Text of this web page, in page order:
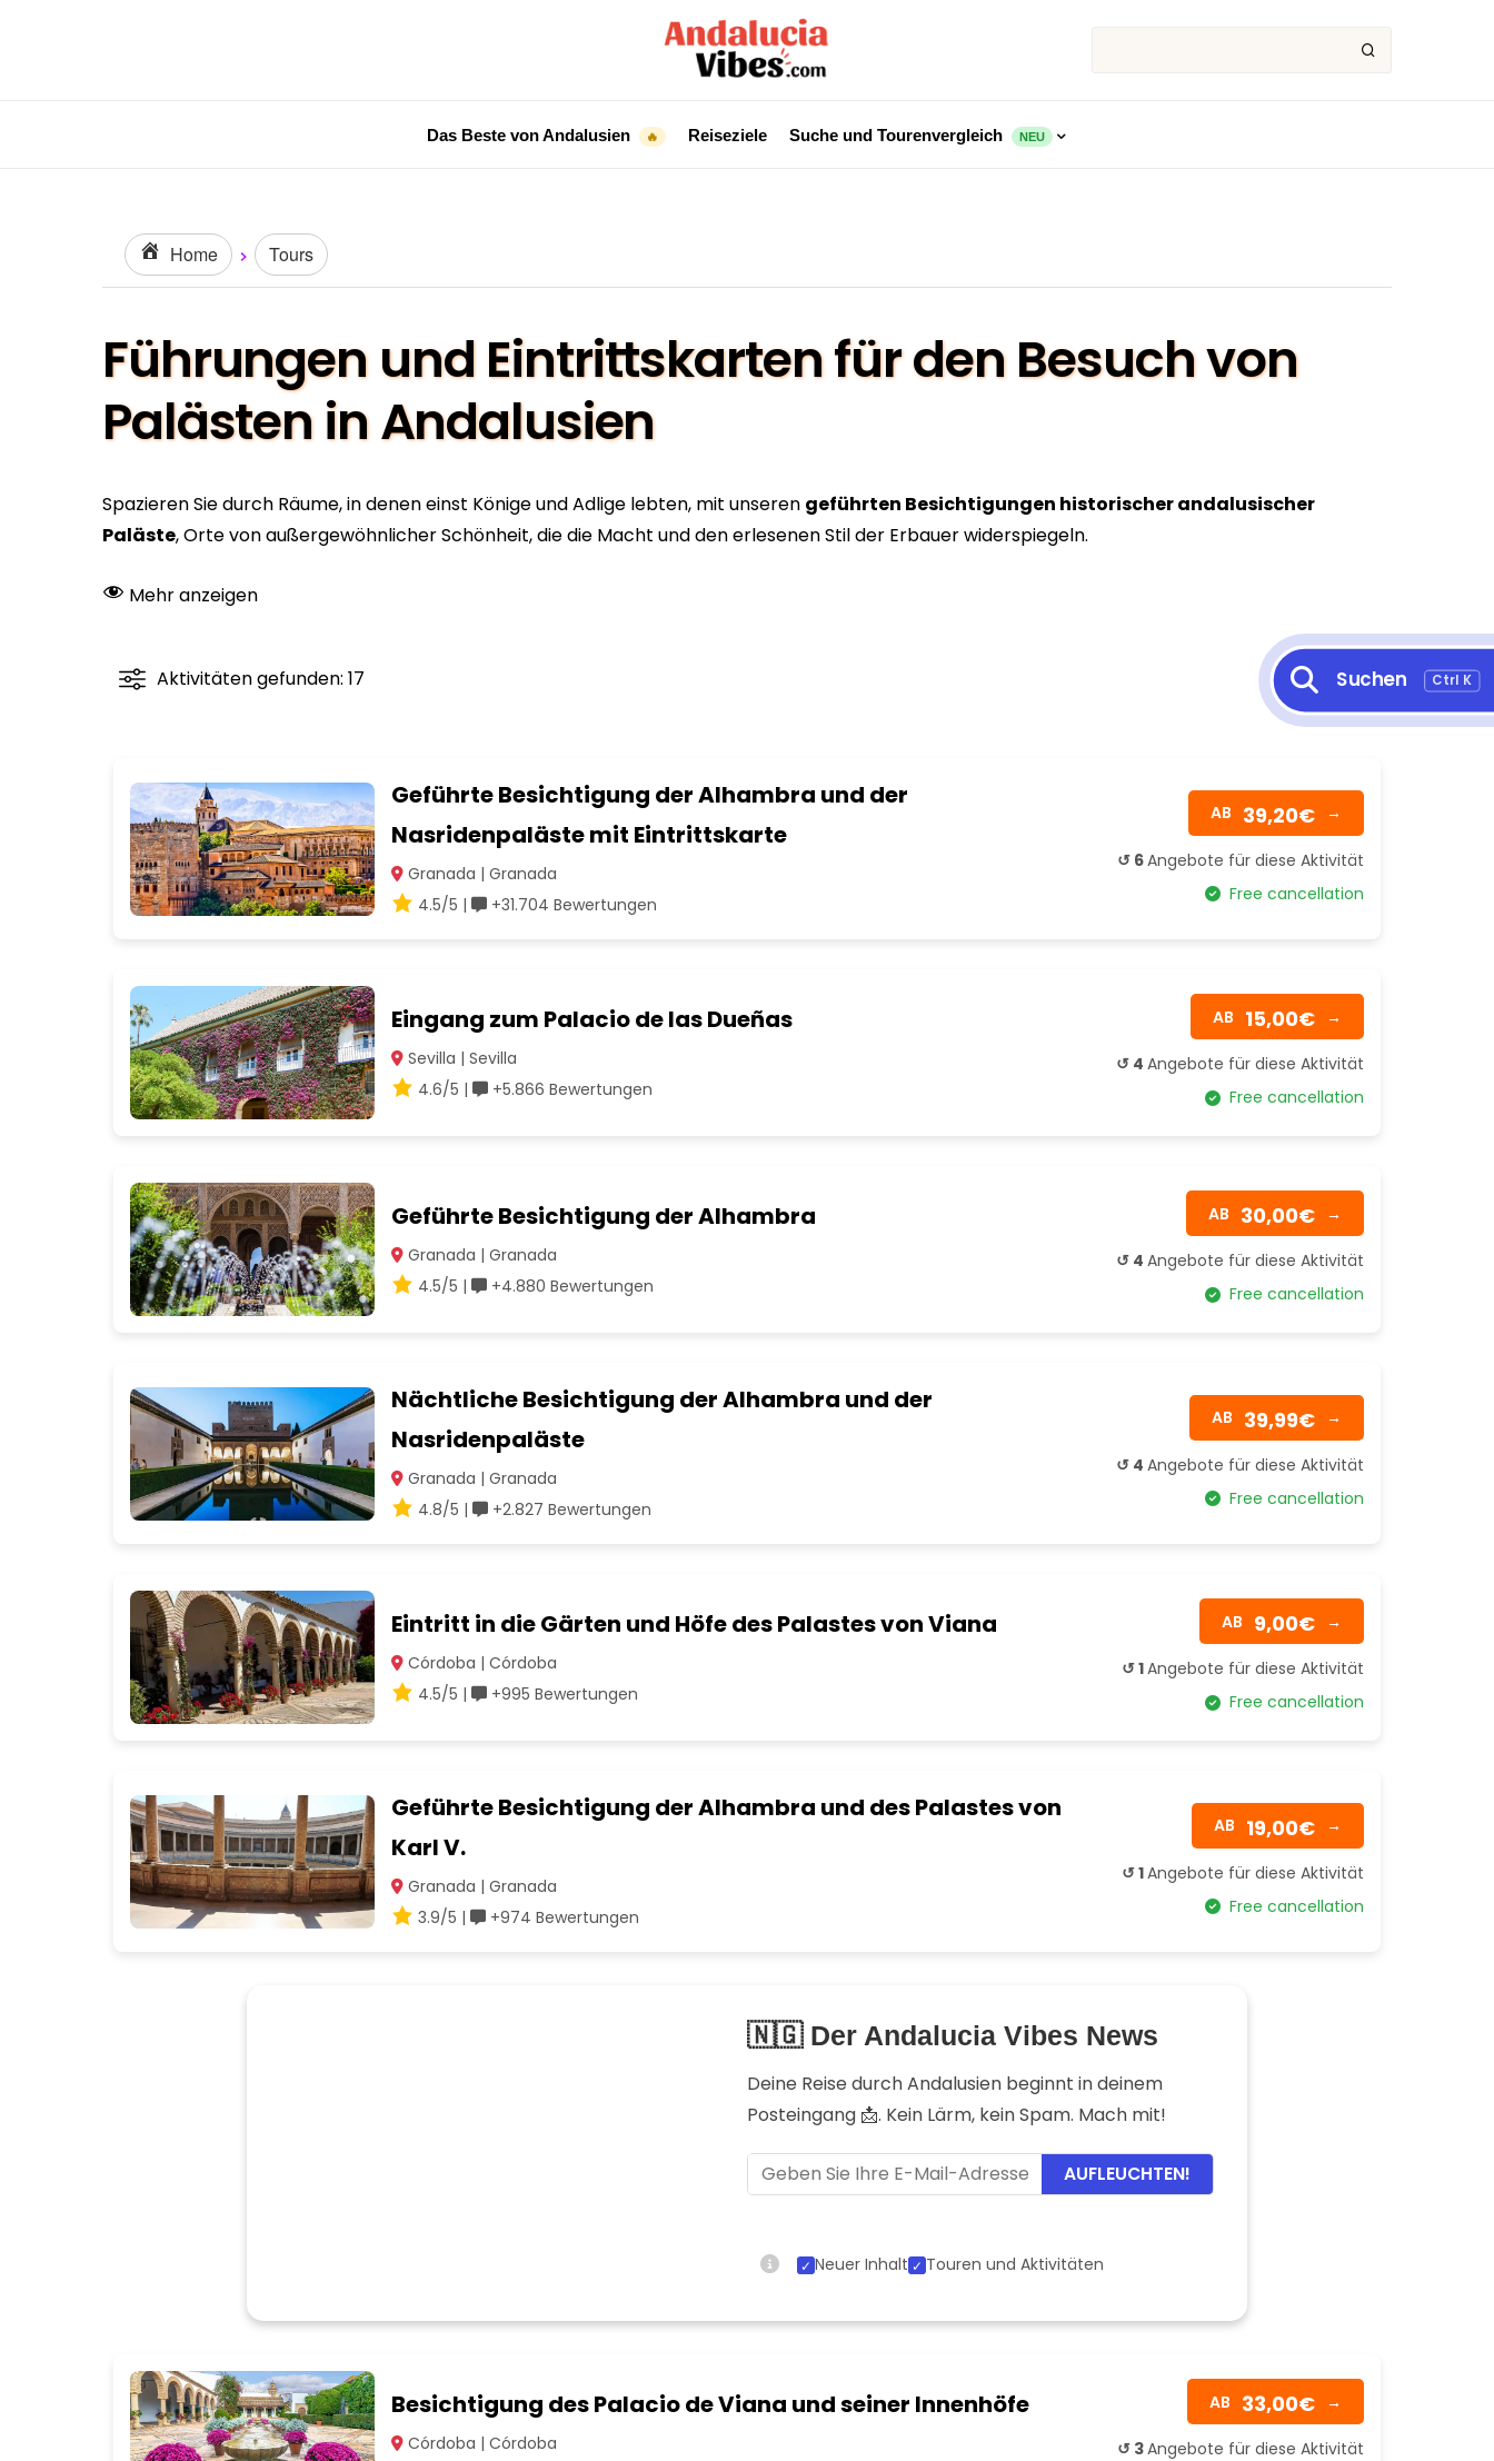
Das Beste von Andalusien 🔥 Reiseziele Suche und Tourenvergleich NEU
Home Tours
Führungen und Eintrittskarten für den Besuch von
Palästen in Andalusien
Spazieren Sie durch Räume, in denen einst Könige und Adlige lebten, mit unseren geführten Besichtigungen historischer andalusischer
Paläste, Orte von außergewöhnlicher Schönheit, die die Macht und den erlesenen Stil der Erbauer widerspiegeln.
Mehr anzeigen
Aktivitäten gefunden: 17
Geführte Besichtigung der Alhambra und der
Nasridenpaläste mit Eintrittskarte
Granada | Granada
4.5/5 |
+31.704 Bewertungen
AB 39,20€ →
↺ 6Angebote für diese Aktivität
Free cancellation
Eingang zum Palacio de las Dueñas
Sevilla | Sevilla
4.6/5 |
+5.866 Bewertungen
AB 15,00€ →
↺ 4 Angebote für diese Aktivität
Free cancellation
Geführte Besichtigung der Alhambra
Granada | Granada
4.5/5 |
+4.880 Bewertungen
AB 30,00€ →
↺ 4 Angebote für diese Aktivität
Free cancellation
Nächtliche Besichtigung der Alhambra und der
Nasridenpaläste
Granada | Granada
4.8/5 |
+2.827 Bewertungen
AB 39,99€ →
↺ 4 Angebote für diese Aktivität
Free cancellation
Eintritt in die Gärten und Höfe des Palastes von Viana
Córdoba | Córdoba
4.5/5 |
+995 Bewertungen
AB 9,00€ →
↺ 1Angebote für diese Aktivität
Free cancellation
Geführte Besichtigung der Alhambra und des Palastes von
Karl V.
Granada | Granada
3.9/5 |
+974 Bewertungen
AB 19,00€ →
↺ 1Angebote für diese Aktivität
Free cancellation
🇳🇬 Der Andalucia Vibes News
Deine Reise durch Andalusien beginnt in deinem
Posteingang 📩. Kein Lärm, kein Spam. Mach mit!
AUFLEUCHTEN!
Neuer Inhalt Touren und Aktivitäten
Besichtigung des Palacio de Viana und seiner Innenhöfe
Córdoba | Córdoba
AB 33,00€ →
↺ 3Angebote für diese Aktivität
Suchen Ctrl K